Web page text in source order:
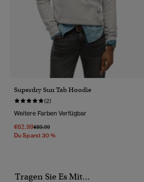
Superdry Sun Tab Hoodie
(2)
Weitere Farben Verfügbar
€62.99Preis Wurde Reduziert Von
€89.99Bis
Du Sparst 30 %
Tragen Sie Es Mit...